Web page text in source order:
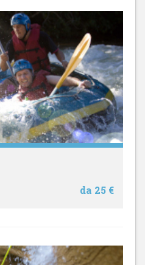
da 25 €